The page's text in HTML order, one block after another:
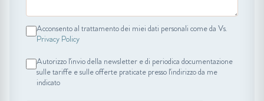
Acconsento al trattamento dei miei dati personali come da Vs.
Privacy Policy
Autorizzo l'invio della newsletter e di periodica documentazione
sulle tariffe e sulle offerte praticate presso l'indirizzo da me
indicato